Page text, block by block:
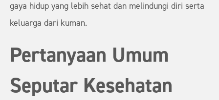
gaya hidup yang lebih sehat dan melindungi diri serta
keluarga dari kuman.
Pertanyaan Umum
Seputar Kesehatan